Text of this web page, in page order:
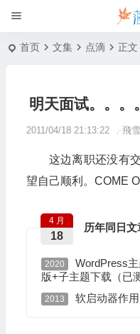
首页 文集 点滴 正文
明天面试。。。。
2011/04/18 21:13:22 ╭飛
这边离职还没有
望自己顺利。COME
历年同日文
4 月
18
2020
WordPress
版+子主题下载（已
2013 软启动器作用